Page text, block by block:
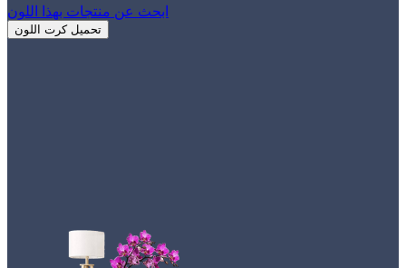
ابحث عن منتجات بهذا اللون
تحميل كرت اللون